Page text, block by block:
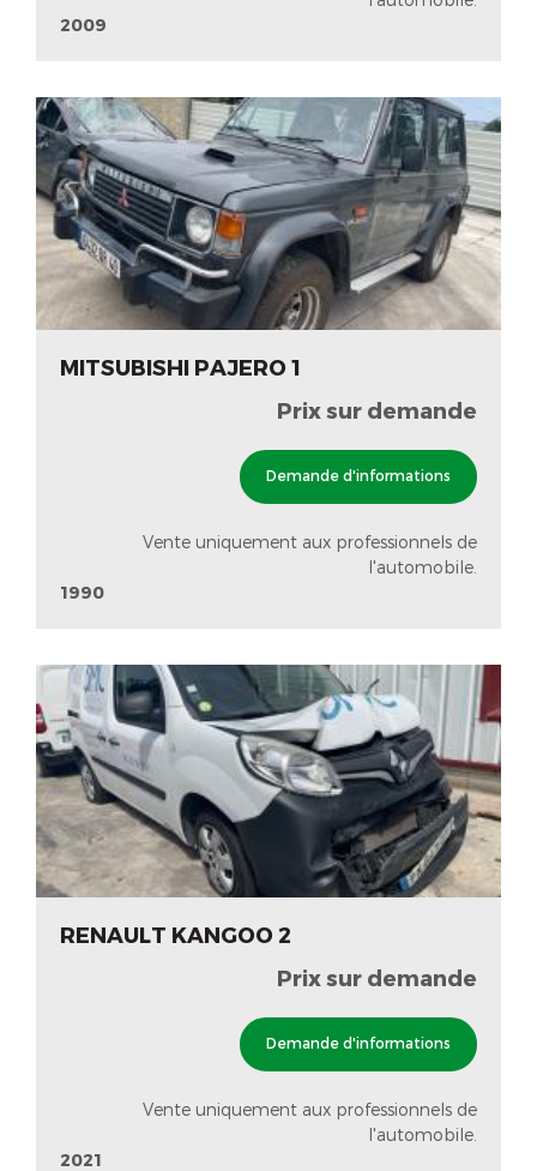
2009
MITSUBISHI PAJERO 1
Prix sur demande
Demande d'informations
Vente uniquement aux professionnels de
l'automobile.
1990
RENAULT KANGOO 2
Prix sur demande
Demande d'informations
Vente uniquement aux professionnels de
l'automobile.
2021